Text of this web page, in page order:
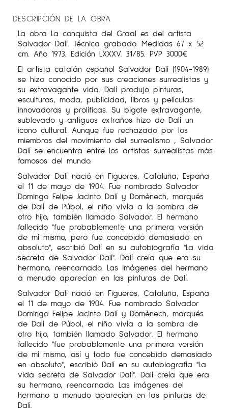
DESCRIPCIÓN DE LA OBRA
La obra La conquista del Graal es del artista
Salvador Dalí. Técnica grabado. Medidas 67 x 52
cm. Año 1973. Edición LXXXV. 31/85. PVP 3000€
El artista catalán español Salvador Dalí (1904-1989)
se hizo conocido por sus creaciones surrealistas y
su extravagante vida. Dalí produjo pinturas,
esculturas, moda, publicidad, libros y películas
innovadoras y prolíficas. Su bigote extravagante,
sublevado y antiguos extraños hizo de Dalí un
icono cultural. Aunque fue rechazado por los
miembros del movimiento del surrealismo , Salvador
Dalí se encuentra entre los artistas surrealistas más
famosos del mundo.
Salvador Dalí nació en Figueres, Cataluña, España
el 11 de mayo de 1904. Fue nombrado Salvador
Domingo Felipe Jacinto Dalí y Domènech, marqués
de Dalí de Púbol, el niño vivía a la sombra de
otro hijo, también llamado Salvador. El hermano
fallecido "fue probablemente una primera versión
de mí mismo, pero fue concebido demasiado en
absoluto", escribió Dalí en su autobiografía "La vida
secreta de Salvador Dalí". Dalí creía que era su
hermano, reencarnado. Las imágenes del hermano
a menudo aparecían en las pinturas de Dalí.
Salvador Dalí nació en Figueres, Cataluña, España
el 11 de mayo de 1904. Fue nombrado Salvador
Domingo Felipe Jacinto Dalí y Domènech, marqués
de Dalí de Púbol, el niño vivía a la sombra de
otro hijo, también llamado Salvador. El hermano
fallecido "fue probablemente una primera versión
de mí mismo, así y todo fue concebido demasiado
en absoluto", escribió Dalí en su autobiografía "La
vida secreta de Salvador Dalí". Dalí creía que era
su hermano, reencarnado. Las imágenes del
hermano a menudo aparecían en las pinturas de
Dalí.